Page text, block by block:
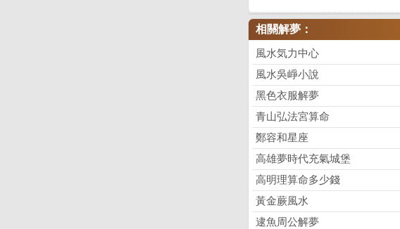
相關解夢：
風水気力中心
風水吳崢小說
黑色衣服解夢
青山弘法宮算命
鄭容和星座
高雄夢時代充氣城堡
高明理算命多少錢
黃金蕨風水
逮魚周公解夢